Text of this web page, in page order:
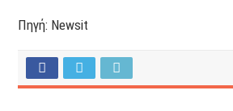
Πηγή: Newsit